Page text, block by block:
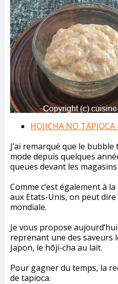
HOJICHA NO
J’ai remarqué que le
mode depuis quelques
queues devant les
Comme c’est également à
aux Etats-Unis, on peut dire
mondiale.
Je vous propose
reprenant une des saveurs
Japon, le hōji-cha au lait.
Pour gagner du temps, la
de tapioca.